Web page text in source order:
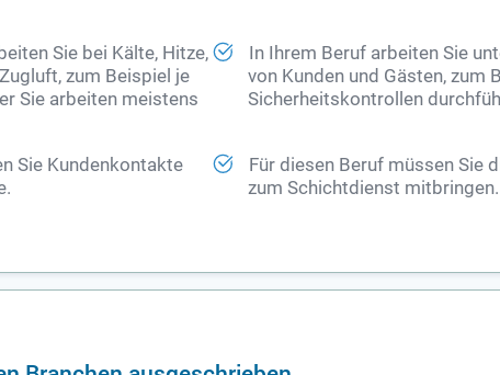
Sie bei Kälte, Hitze,
zum Beispiel je
Sie arbeiten meistens
In Ihrem Beruf arbeiten Sie
von Kunden und Gästen, zum
Sicherheitskontrollen
Sie Kundenkontakte
Für diesen Beruf müssen Sie
zum Schichtdienst mitbringen.